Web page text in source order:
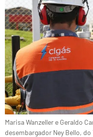
Marisa Wanzeller e Geraldo
desembargador Ney Bello, do